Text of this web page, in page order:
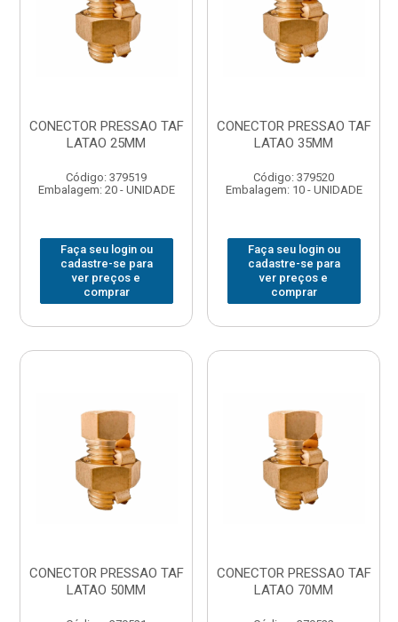
CONECTOR PRESSAO TAF
LATAO 25MM
Código: 379519
Embalagem: 20 - UNIDADE
Faça seu login ou
cadastre-se para
ver preços e
comprar
CONECTOR PRESSAO TAF
LATAO 35MM
Código: 379520
Embalagem: 10 - UNIDADE
Faça seu login ou
cadastre-se para
ver preços e
comprar
CONECTOR PRESSAO TAF
LATAO 50MM
CONECTOR PRESSAO TAF
LATAO 70MM